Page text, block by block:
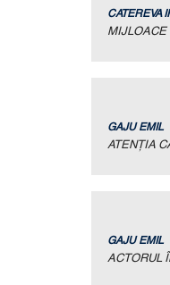
CATEREVA
MIJLOACE
GAJU EMIL
ATENŢIA
GAJU EMIL
ACTORUL